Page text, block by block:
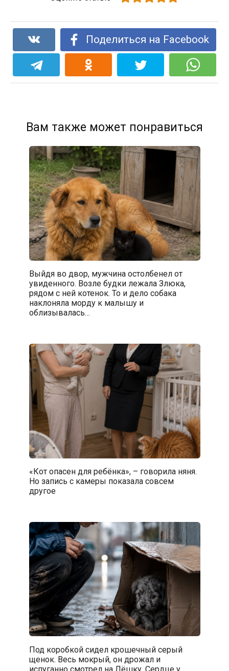
Поделиться на Facebook
Вам также может понравиться
Выйдя во двор, мужчина остолбенел от
увиденного. Возле будки лежала Злюка,
рядом с ней котенок. То и дело собака
наклоняла морду к малышу и
облизывалась…
«Кот опасен для ребёнка», – говорила няня.
Но запись с камеры показала совсем
другое
Под коробкой сидел крошечный серый
щенок. Весь мокрый, он дрожал и
испуганно смотрел на Лёшку. Сердце у